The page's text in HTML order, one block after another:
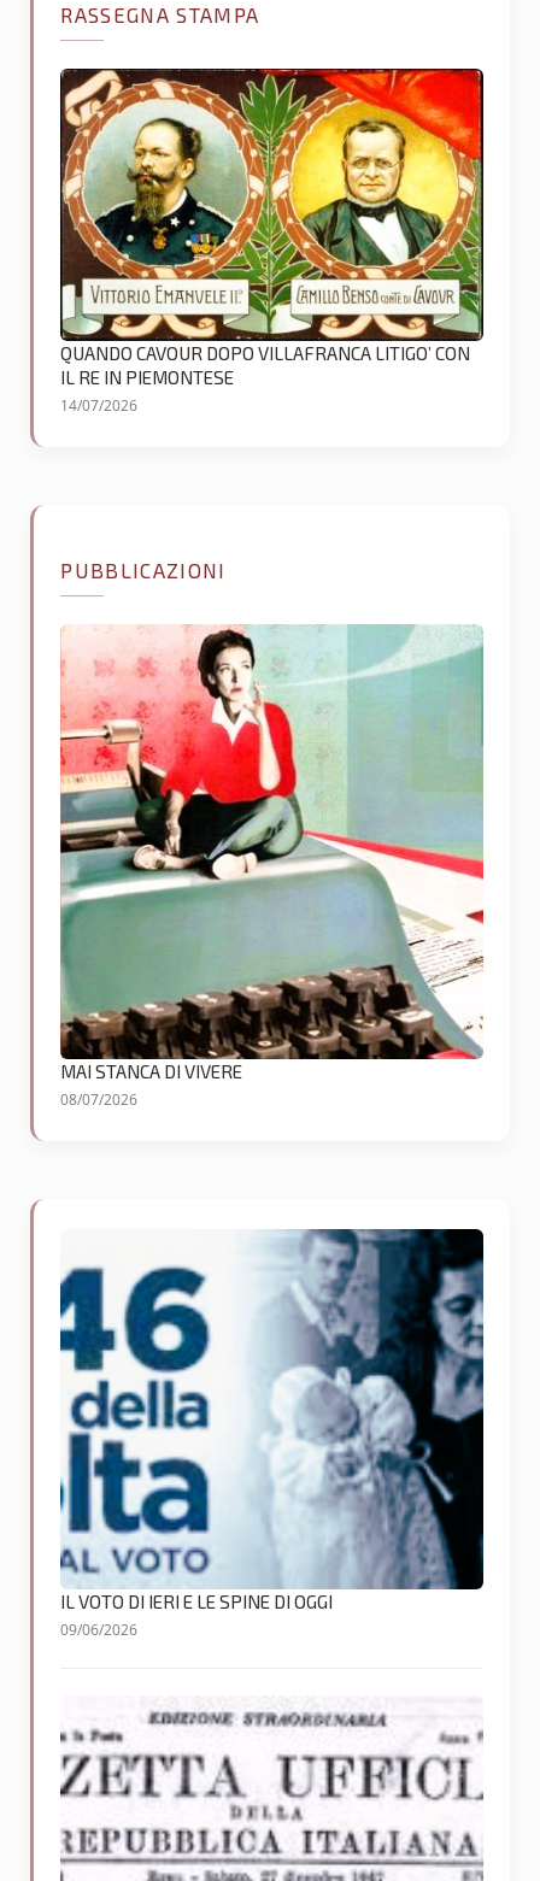
RASSEGNA STAMPA
QUANDO CAVOUR DOPO VILLAFRANCA LITIGO’ CON
IL RE IN PIEMONTESE
14/07/2026
PUBBLICAZIONI
MAI STANCA DI VIVERE
08/07/2026
IL VOTO DI IERI E LE SPINE DI OGGI
09/06/2026